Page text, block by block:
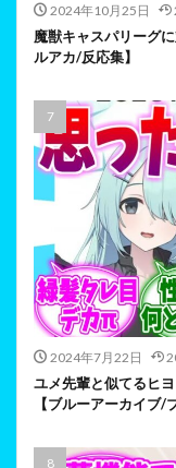
2024年10月25日
魔獣キャスパリーグ
ルアカ/反応集】
2024年7月22日
ユメ先輩と似てるヒ
【ブルーアーカイブ/